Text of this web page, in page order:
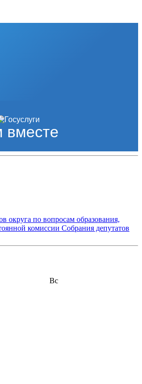
округа по вопросам образования,
комиссии Собрания депутатов
Вс